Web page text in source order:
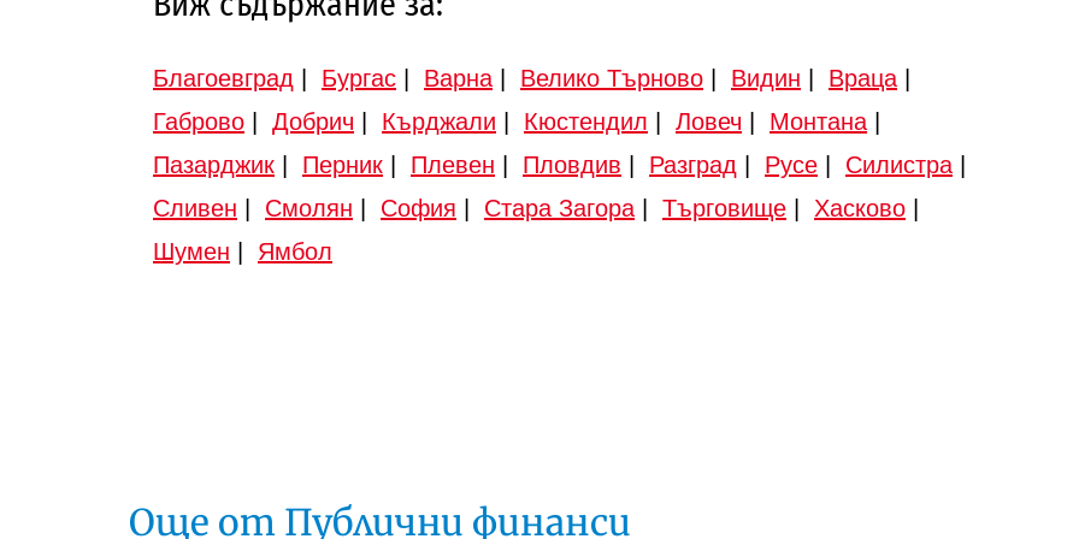
Благоевград | Бургас | Варна | Велико Търново | Видин | Враца |
Габрово | Добрич | Кърджали | Кюстендил | Ловеч | Монтана |
Пазарджик | Перник | Плевен | Пловдив | Разград | Русе | Силистра |
Сливен | Смолян | София | Стара Загора | Търговище | Хасково |
Шумен | Ямбол
Още от Публични финанси